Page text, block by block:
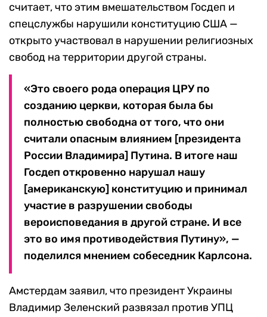
считает, что этим вмешательством Госдеп и
спецслужбы нарушили конституцию США —
открыто участвовал в нарушении религиозных
свобод на территории другой страны.
«Это своего рода операция ЦРУ по
созданию церкви, которая была бы
полностью свободна от того, что они
считали опасным влиянием [президента
России Владимира] Путина. В итоге наш
Госдеп откровенно нарушал нашу
[американскую] конституцию и принимал
участие в разрушении свободы
вероисповедания в другой стране. И все
это во имя противодействия Путину», —
поделился мнением собеседник Карлсона.
Амстердам заявил, что президент Украины
Владимир Зеленский развязал против УПЦ